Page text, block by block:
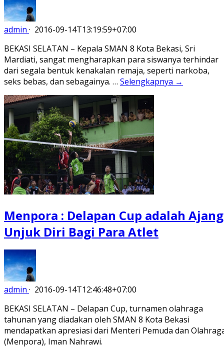
admin · 2016-09-14T13:19:59+07:00
BEKASI SELATAN – Kepala SMAN 8 Kota Bekasi, Sri
Mardiati, sangat mengharapkan para siswanya terhindar
dari segala bentuk kenakalan remaja, seperti narkoba,
seks bebas, dan sebagainya. … Selengkapnya →
Menpora : Delapan Cup adalah Ajang
Unjuk Diri Bagi Para Atlet
admin · 2016-09-14T12:46:48+07:00
BEKASI SELATAN – Delapan Cup, turnamen olahraga
tahunan yang diadakan oleh SMAN 8 Kota Bekasi
mendapatkan apresiasi dari Menteri Pemuda dan
(Menpora), Iman Nahrawi.